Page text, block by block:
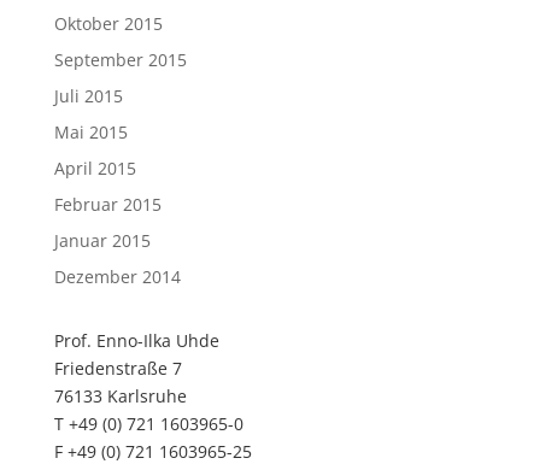
Oktober 2015
September 2015
Juli 2015
Mai 2015
April 2015
Februar 2015
Januar 2015
Dezember 2014
Prof. Enno-Ilka Uhde
Friedenstraße 7
76133 Karlsruhe
T +49 (0) 721 1603965-0
F +49 (0) 721 1603965-25